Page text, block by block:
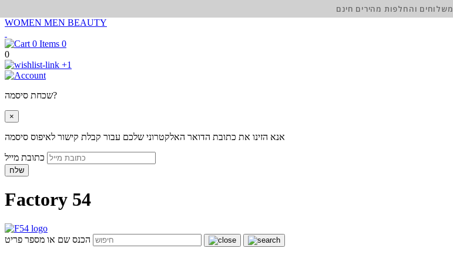
WOMEN MEN BEAUTY
0
0
+1
שכחת סיסמה?
×
אנא הזינו את כתובת הדואר האלקטרוני שלכם עבור קבלת קישור לאיפוס סיסמה
שלח
Factory 54
הכנס שם או מספר פריט
משלוחים והחלפות מהירים חינם